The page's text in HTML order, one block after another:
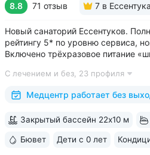
8.8 71 отзыв 7 в
Новый санаторий Ессентуков.
рейтингу 5* по уровню сервиса,
Включено трёхразовое питание
в Ессентуках • Центр Курортной
до Курортного парка и
С лечением и без, 23 профиля
Медцентр работает без
Закрытый бассейн 22х10 м
Бювет Дети с 0 лет